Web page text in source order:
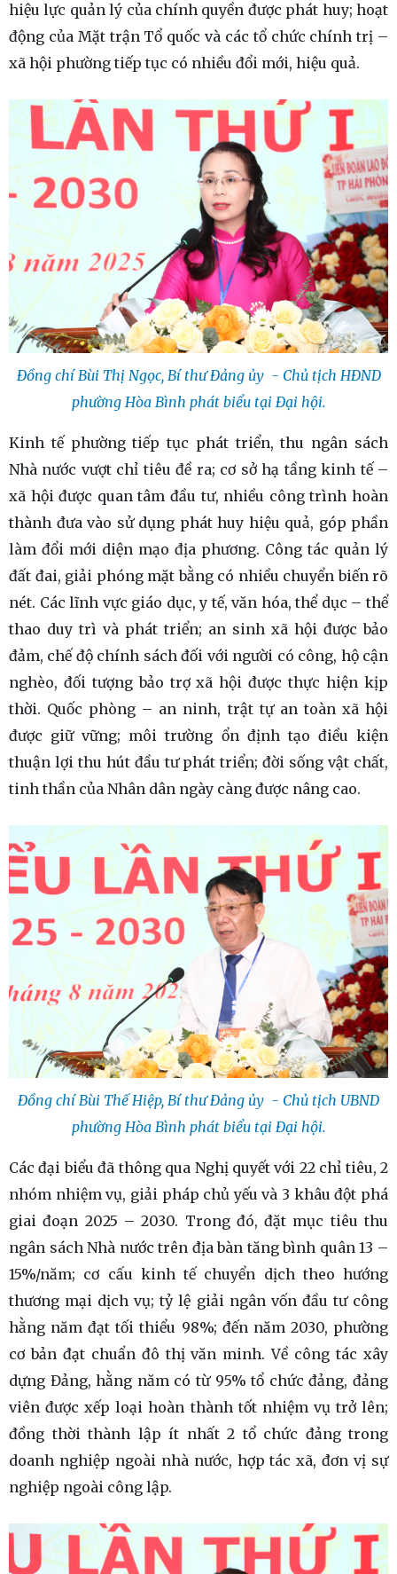
hiệu lực quản lý của chính quyền được phát huy; hoạt
động của Mặt trận Tổ quốc và các tổ chức chính trị –
xã hội phường tiếp tục có nhiều đổi mới, hiệu quả.
Đồng chí Bùi Thị Ngọc, Bí thư Đảng ủy - Chủ tịch HĐND
phường Hòa Bình phát biểu tại Đại hội.
Kinh tế phường tiếp tục phát triển, thu ngân sách
Nhà nước vượt chỉ tiêu đề ra; cơ sở hạ tầng kinh tế –
xã hội được quan tâm đầu tư, nhiều công trình hoàn
thành đưa vào sử dụng phát huy hiệu quả, góp phần
làm đổi mới diện mạo địa phương. Công tác quản lý
đất đai, giải phóng mặt bằng có nhiều chuyển biến rõ
nét. Các lĩnh vực giáo dục, y tế, văn hóa, thể dục – thể
thao duy trì và phát triển; an sinh xã hội được bảo
đảm, chế độ chính sách đối với người có công, hộ cận
nghèo, đối tượng bảo trợ xã hội được thực hiện kịp
thời. Quốc phòng – an ninh, trật tự an toàn xã hội
được giữ vững; môi trường ổn định tạo điều kiện
thuận lợi thu hút đầu tư phát triển; đời sống vật chất,
tinh thần của Nhân dân ngày càng được nâng cao.
Đồng chí Bùi Thế Hiệp, Bí thư Đảng ủy - Chủ tịch UBND
phường Hòa Bình phát biểu tại Đại hội.
Các đại biểu đã thông qua Nghị quyết với 22 chỉ tiêu, 2
nhóm nhiệm vụ, giải pháp chủ yếu và 3 khâu đột phá
giai đoạn 2025 – 2030. Trong đó, đặt mục tiêu thu
ngân sách Nhà nước trên địa bàn tăng bình quân 13 –
15%/năm; cơ cấu kinh tế chuyển dịch theo hướng
thương mại dịch vụ; tỷ lệ giải ngân vốn đầu tư công
hằng năm đạt tối thiểu 98%; đến năm 2030, phường
cơ bản đạt chuẩn đô thị văn minh. Về công tác xây
dựng Đảng, hằng năm có từ 95% tổ chức đảng, đảng
viên được xếp loại hoàn thành tốt nhiệm vụ trở lên;
đồng thời thành lập ít nhất 2 tổ chức đảng trong
doanh nghiệp ngoài nhà nước, hợp tác xã, đơn vị sự
nghiệp ngoài công lập.